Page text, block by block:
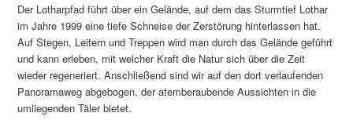
Der Lotharpfad führt über ein Gelände, auf dem das Sturmtief Lothar
im Jahre 1999 eine tiefe Schneise der Zerstörung hinterlassen hat.
Auf Stegen, Leitern und Treppen wird man durch das Gelände geführt
und kann erleben, mit welcher Kraft die Natur sich über die Zeit
wieder regeneriert. Anschließend sind wir auf den dort verlaufenden
Panoramaweg abgebogen, der atemberaubende Aussichten in die
umliegenden Täler bietet.